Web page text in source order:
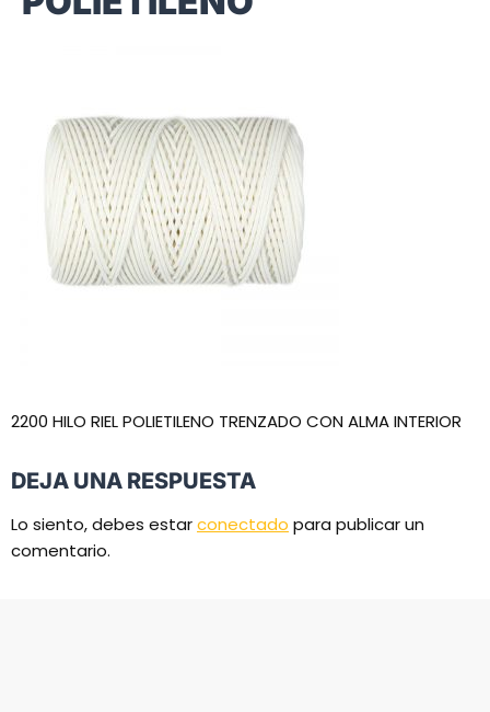
2200 HILO RIEL POLIETILENO TRENZADO CON ALMA INTERIOR
DEJA UNA RESPUESTA
Lo siento, debes estarconectado para publicar un
comentario.